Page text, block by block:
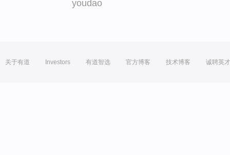
youdao
关于有道 Investors 有道智选 官方博客 技术博客 诚聘英才